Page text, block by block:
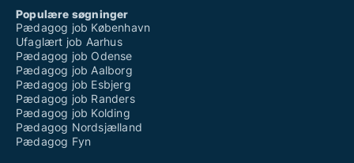
Populære søgninger
Pædagog job København
Ufaglært job Aarhus
Pædagog job Odense
Pædagog job Aalborg
Pædagog job Esbjerg
Pædagog job Randers
Pædagog job Kolding
Pædagog Nordsjælland
Pædagog Fyn